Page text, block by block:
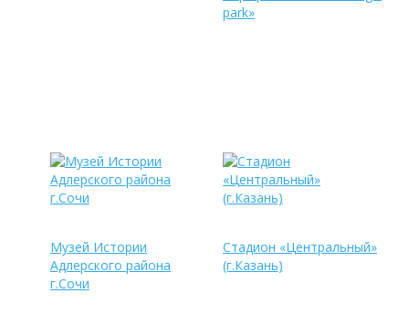
park»
Музей Истории
Адлерского района
г.Сочи
Стадион «Центральный»
(г.Казань)